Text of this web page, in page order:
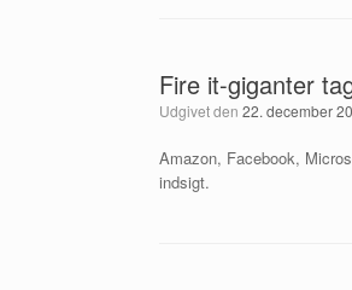
Fire it-giganter
Udgivet den 22. december
Amazon, Facebook,
indsigt.